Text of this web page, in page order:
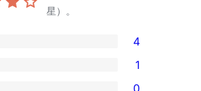
星）。
4
1